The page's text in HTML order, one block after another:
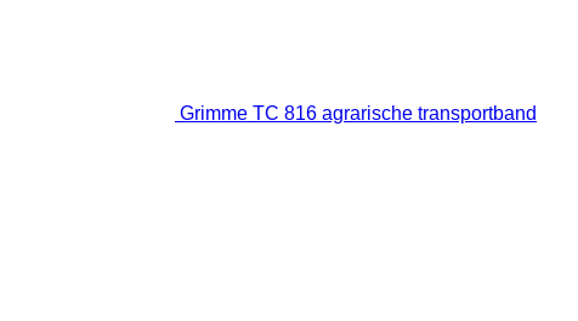
Grimme TC 816 agrarische transportband